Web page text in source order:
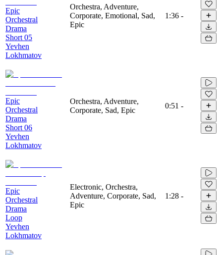
Epic
Orchestral
Drama
Short 05
Yevhen
Lokhmatov
Orchestra, Adventure,
Corporate, Emotional, Sad,
Epic
1:36 -
Epic
Orchestral
Drama
Short 06
Yevhen
Lokhmatov
Orchestra, Adventure,
Corporate, Sad, Epic
0:51 -
Epic
Orchestral
Drama
Loop
Yevhen
Lokhmatov
Electronic, Orchestra,
Adventure, Corporate, Sad,
Epic
1:28 -